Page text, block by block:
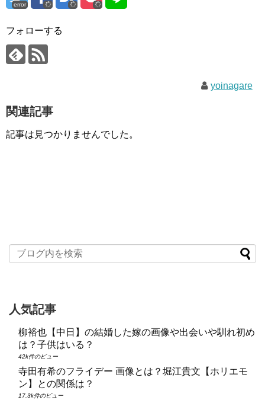
error
フォローする
yoinagare
関連記事
記事は見つかりませんでした。
人気記事
柳裕也【中日】の結婚した嫁の画像や出会いや馴れ初め
は？子供はいる？
42k件のビュー
寺田有希のフライデー 画像とは？堀江貴文【ホリエモ
ン】との関係は？
17.3k件のビュー